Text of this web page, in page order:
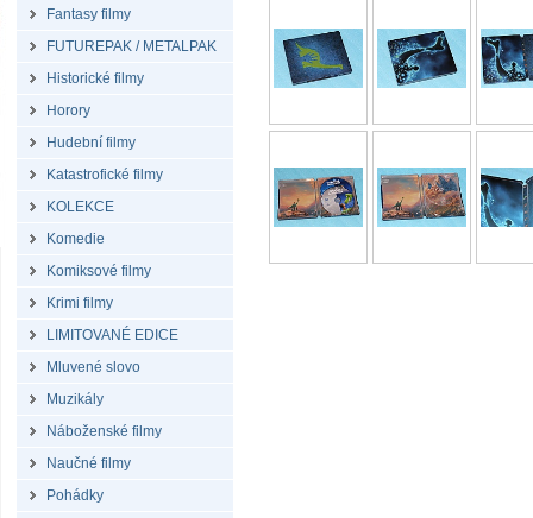
Fantasy filmy
FUTUREPAK / METALPAK
Historické filmy
Horory
Hudební filmy
Katastrofické filmy
KOLEKCE
Komedie
Komiksové filmy
Krimi filmy
LIMITOVANÉ EDICE
Mluvené slovo
Muzikály
Náboženské filmy
Naučné filmy
Pohádky